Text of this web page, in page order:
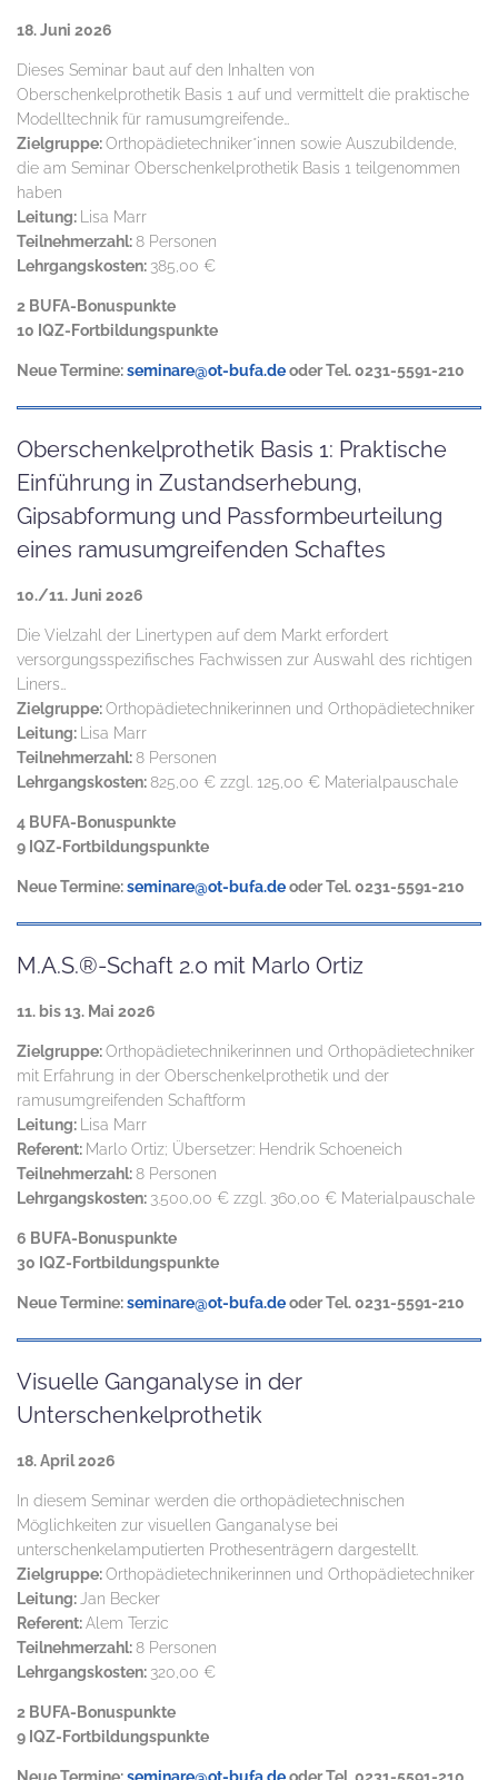
18. Juni 2026
Dieses Seminar baut auf den Inhalten von
Oberschenkelprothetik Basis 1 auf und vermittelt die praktische
Modelltechnik für ramusumgreifende…
Zielgruppe:Orthopädietechniker*innen sowie Auszubildende,
die am Seminar Oberschenkelprothetik Basis 1 teilgenommen
haben
Leitung: Lisa Marr
Teilnehmerzahl:8 Personen
Lehrgangskosten: 385,00 €
2 BUFA-Bonuspunkte
10 IQZ-Fortbildungspunkte
Neue Termine:seminare@ot-bufa.deoder Tel. 0231-5591-210
Oberschenkelprothetik Basis 1: Praktische
Einführung in Zustandserhebung,
Gipsabformung und Passformbeurteilung
eines ramusumgreifenden Schaftes
10./11. Juni 2026
Die Vielzahl der Linertypen auf dem Markt erfordert
versorgungsspezifisches Fachwissen zur Auswahl des richtigen
Liners…
Zielgruppe:Orthopädietechnikerinnen und Orthopädietechniker
Leitung: Lisa Marr
Teilnehmerzahl:8 Personen
Lehrgangskosten:825,00 € zzgl. 125,00 € Materialpauschale
4 BUFA-Bonuspunkte
9 IQZ-Fortbildungspunkte
Neue Termine:seminare@ot-bufa.deoder Tel. 0231-5591-210
M.A.S.®-Schaft 2.0 mit Marlo Ortiz
11. bis 13. Mai 2026
Zielgruppe:Orthopädietechnikerinnen und Orthopädietechniker
mit Erfahrung in der Oberschenkelprothetik und der
ramusumgreifenden Schaftform
Leitung: Lisa Marr
Referent: Marlo Ortiz; Übersetzer: Hendrik Schoeneich
Teilnehmerzahl:8 Personen
Lehrgangskosten: 3.500,00 € zzgl. 360,00 € Materialpauschale
6 BUFA-Bonuspunkte
30 IQZ-Fortbildungspunkte
Neue Termine:seminare@ot-bufa.deoder Tel. 0231-5591-210
Visuelle Ganganalyse in der
Unterschenkelprothetik
18. April 2026
In diesem Seminar werden die orthopädietechnischen
Möglichkeiten zur visuellen Ganganalyse bei
unterschenkelamputierten Prothesenträgern dargestellt.
Zielgruppe:Orthopädietechnikerinnen und Orthopädietechniker
Leitung: Jan Becker
Referent:Alem Terzic
Teilnehmerzahl:8 Personen
Lehrgangskosten: 320,00 €
2 BUFA-Bonuspunkte
9 IQZ-Fortbildungspunkte
Neue Termine:seminare@ot-bufa.deoder Tel. 0231-5591-210